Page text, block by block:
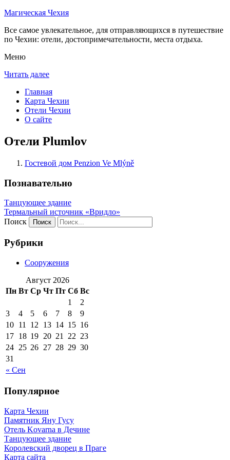
Магическая Чехия
Все самое увлекательное, для отправляющихся в путешествие
по Чехии: отели, достопримечательности, места отдыха.
Меню
Читать далее
Главная
Карта Чехии
Отели Чехии
О сайте
Отели Plumlov
Гостевой дом Penzion Ve Mlýně
Познавательно
Танцующее здание
Термальный источник «Вридло»
Поиск
Рубрики
Сооружения
Август 2026
Пн Вт Ср Чт Пт Сб Вс
« Сен
1
2
3
4 5 6 7 8
9
10 11 12 13 14 15 16
17 18 19 20 21 22 23
24 25 26 27 28 29 30
31
Популярное
Карта Чехии
Памятник Яну Гусу
Отель Kovarna в Дечине
Танцующее здание
Королевский дворец в Праге
Карта сайта